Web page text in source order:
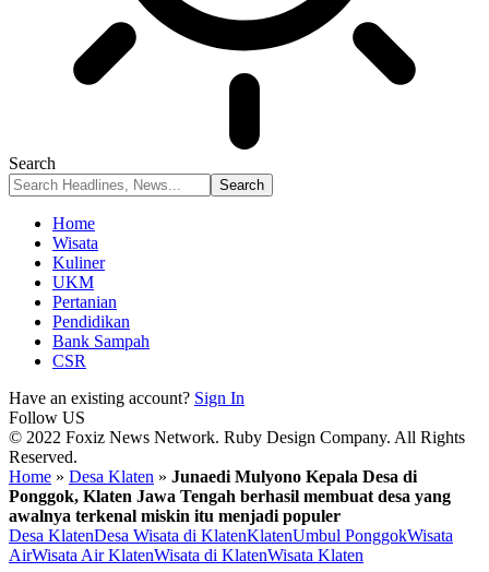
Search
Home
Wisata
Kuliner
UKM
Pertanian
Pendidikan
Bank Sampah
CSR
Have an existing account? Sign In
Follow US
© 2022 Foxiz News Network. Ruby Design Company. All Rights
Reserved.
Home » Desa Klaten » Junaedi Mulyono Kepala Desa di
Ponggok, Klaten Jawa Tengah berhasil membuat desa yang
awalnya terkenal miskin itu menjadi populer
Desa KlatenDesa Wisata di KlatenKlatenUmbul PonggokWisata
AirWisata Air KlatenWisata di KlatenWisata Klaten